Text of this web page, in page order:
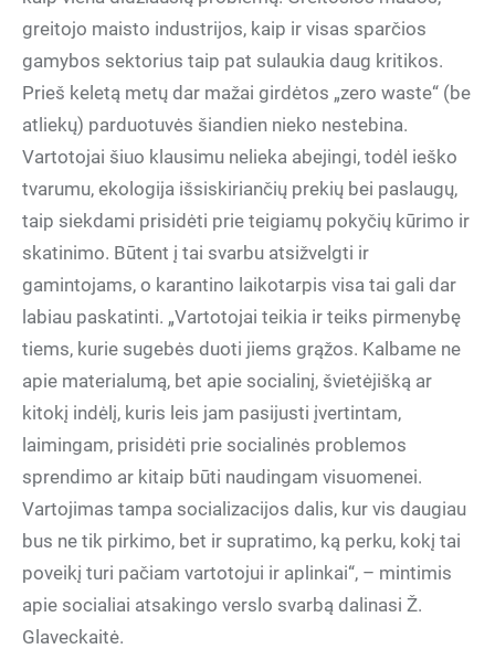
greitojo maisto industrijos, kaip ir visas sparčios
gamybos sektorius taip pat sulaukia daug kritikos.
Prieš keletą metų dar mažai girdėtos „zero waste“ (be
atliekų) parduotuvės šiandien nieko nestebina.
Vartotojai šiuo klausimu nelieka abejingi, todėl ieško
tvarumu, ekologija išsiskiriančių prekių bei paslaugų,
taip siekdami prisidėti prie teigiamų pokyčių kūrimo ir
skatinimo. Būtent į tai svarbu atsižvelgti ir
gamintojams, o karantino laikotarpis visa tai gali dar
labiau paskatinti. „Vartotojai teikia ir teiks pirmenybę
tiems, kurie sugebės duoti jiems grąžos. Kalbame ne
apie materialumą, bet apie socialinį, švietėjišką ar
kitokį indėlį, kuris leis jam pasijusti įvertintam,
laimingam, prisidėti prie socialinės problemos
sprendimo ar kitaip būti naudingam visuomenei.
Vartojimas tampa socializacijos dalis, kur vis daugiau
bus ne tik pirkimo, bet ir supratimo, ką perku, kokį tai
poveikį turi pačiam vartotojui ir aplinkai“, – mintimis
apie socialiai atsakingo verslo svarbą dalinasi Ž.
Glaveckaitė.